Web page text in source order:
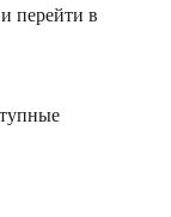
перейти в